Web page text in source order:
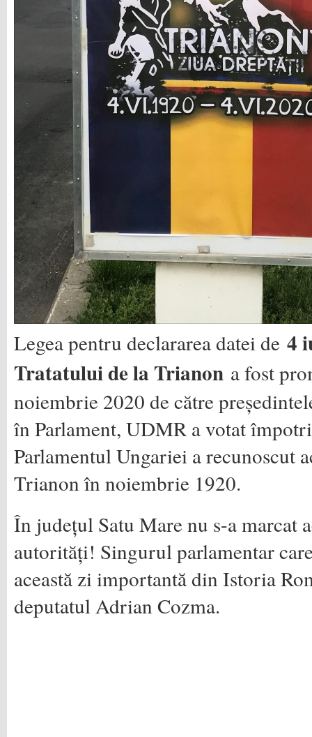
Legea pentru declararea datei de 4
Tratatului de la Trianon a fost
noiembrie 2020 de către
în Parlament, UDMR a votat
Parlamentul Ungariei a recunoscut
Trianon în noiembrie 1920.
În județul Satu Mare nu s-a marcat
autorități! Singurul parlamentar
această zi importantă din Istoria
deputatul Adrian Cozma.